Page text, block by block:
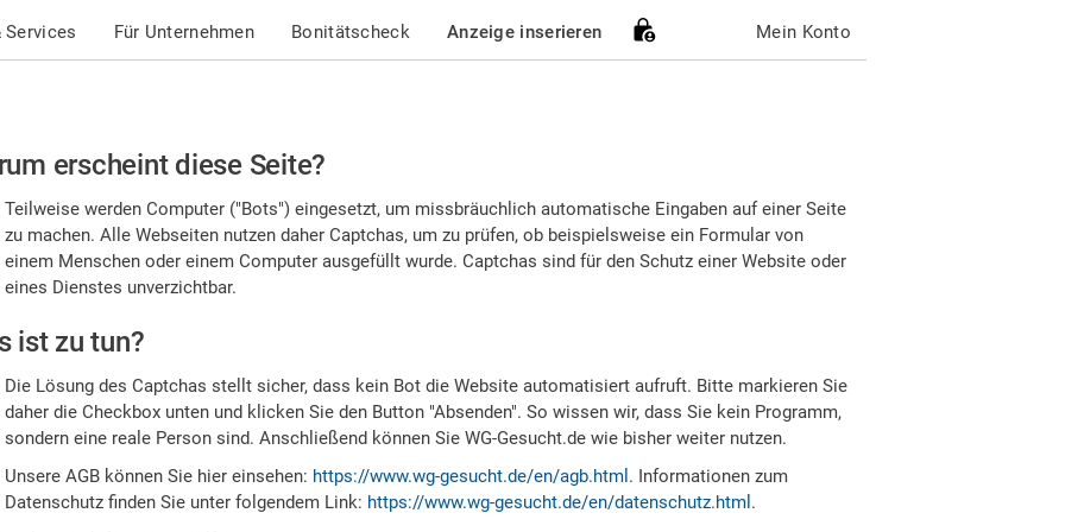
Services Für Unternehmen Bonitätscheck Anzeige inserieren Mein Konto
erscheint diese Seite?
Teilweise werden Computer ("Bots") eingesetzt, um missbräuchlich automatische Eingaben auf einer Seite
zu machen. Alle Webseiten nutzen daher Captchas, um zu prüfen, ob beispielsweise ein Formular von
einem Menschen oder einem Computer ausgefüllt wurde. Captchas sind für den Schutz einer Website oder
eines Dienstes unverzichtbar.
ist zu tun?
Die Lösung des Captchas stellt sicher, dass kein Bot die Website automatisiert aufruft. Bitte markieren Sie
daher die Checkbox unten und klicken Sie den Button "Absenden". So wissen wir, dass Sie kein Programm,
sondern eine reale Person sind. Anschließend können Sie WG-Gesucht.de wie bisher weiter nutzen.
Unsere AGB können Sie hier einsehen: https://www.wg-gesucht.de/en/agb.html . Informationen zum
Datenschutz finden Sie unter folgendem Link: https://www.wg-gesucht.de/en/datenschutz.html .